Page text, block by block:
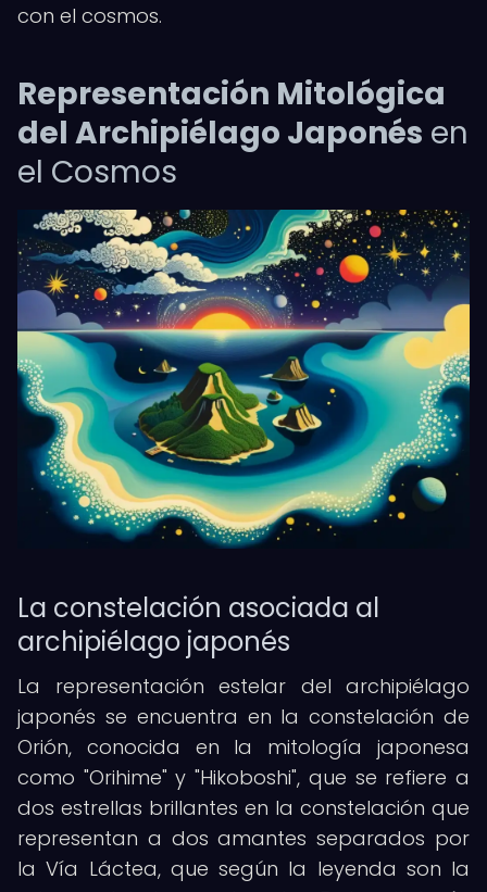
con el cosmos.
Representación Mitológica
del Archipiélago Japonés en
el Cosmos
La constelación asociada al
archipiélago japonés
La representación estelar del archipiélago
japonés se encuentra en la constelación de
Orión, conocida en la mitología japonesa
como "Orihime" y "Hikoboshi", que se refiere a
dos estrellas brillantes en la constelación que
representan a dos amantes separados por
la Vía Láctea, que según la leyenda son la